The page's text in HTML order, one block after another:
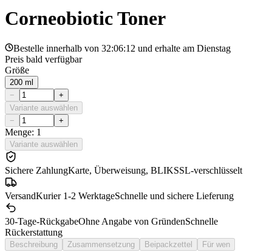
Corneobiotic Toner
Bestelle innerhalb von 32:06:12 und erhalte am Dienstag
Preis bald verfügbar
Größe
200 ml
−
+
Variante auswählen
−
+
Menge: 1
Variante auswählen
Sichere ZahlungKarte, Überweisung, BLIKSSL-verschlüsselt
VersandKurier 1-2 WerktageSchnelle und sichere Lieferung
30-Tage-RückgabeOhne Angabe von GründenSchnelle
Rückerstattung
Beschreibung Zusammensetzung Beipackzettel Für wen